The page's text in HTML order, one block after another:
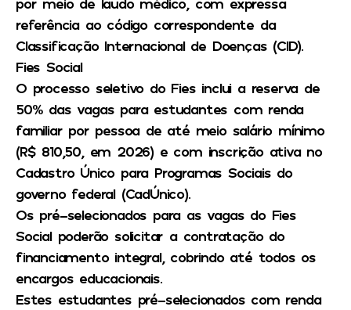
referência ao código correspondente da
Classificação Internacional de Doenças (CID).
Fies Social
O processo seletivo do Fies inclui a reserva de
50% das vagas para estudantes com renda
familiar por pessoa de até meio salário mínimo
(R$ 810,50, em 2026) e com inscrição ativa no
Cadastro Único para Programas Sociais do
governo federal (CadÚnico).
Os pré-selecionados para as vagas do Fies
Social poderão solicitar a contratação do
financiamento integral, cobrindo até todos os
encargos educacionais.
Estes estudantes pré-selecionados com renda